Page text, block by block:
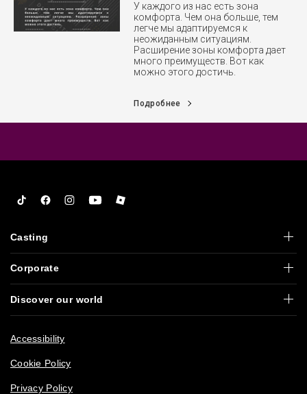
У каждого из нас есть зона
комфорта. Чем она больше, тем
легче мы адаптируемся к
неожиданным ситуациям.
Расширение зоны комфорта дает
много преимуществ. Вот как
можно этого достичь.
Подробнее
TiktokFacebookInstagram
YouTubeRoblox
Casting
Corporate
Discover our world
Accessibility
Cookie Policy
Privacy Policy